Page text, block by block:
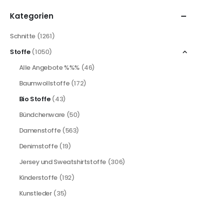
Kategorien
Schnitte (1261)
Stoffe (1050)
Alle Angebote %%% (46)
Baumwollstoffe (172)
Bio Stoffe (43)
Bündchenware (50)
Damenstoffe (563)
Denimstoffe (19)
Jersey und Sweatshirtstoffe (306)
Kinderstoffe (192)
Kunstleder (35)